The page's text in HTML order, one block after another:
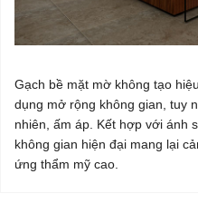
Gạch bề mặt mờ không tạo
dụng mở rộng không gian, tuy
nhiên, ấm áp. Kết hợp với ánh
không gian hiện đại mang lại
ứng thẩm mỹ cao.